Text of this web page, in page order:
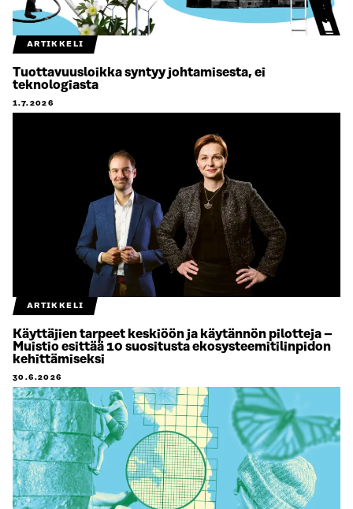
ARTIKKELI
Tuottavuusloikka syntyy johtamisesta, ei
teknologiasta
1.7.2026
ARTIKKELI
Käyttäjien tarpeet keskiöön ja käytännön pilotteja –
Muistio esittää 10 suositusta ekosysteemitilinpidon
kehittämiseksi
30.6.2026